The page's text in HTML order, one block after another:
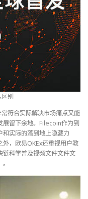
别
符合实际解决市场痛点又能
展留下余地。Filecoin作为到
实际的落到地上隐藏力
，欧易OKEx还重视用户教
链科学普及视频文件文件文